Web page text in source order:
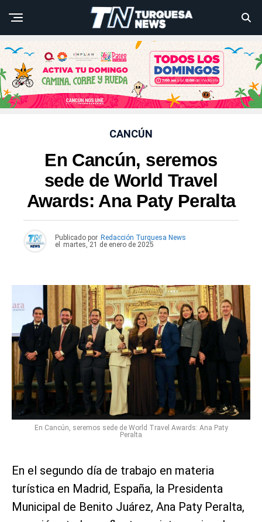
CANCÚN
En Cancún, seremos
sede de World Travel
Awards: Ana Paty Peralta
Publicado por Redacción Turquesa News
el
martes, 21 de enero de 2025
En Cancún, seremos sede de World Travel Awards: Ana Paty
Peralta
En el segundo día de trabajo en materia
turística en Madrid, España, la Presidenta
Municipal de Benito Juárez, Ana Paty Peralta,